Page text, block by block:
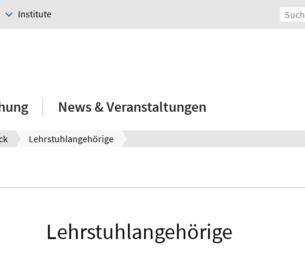
Institute
News & Veranstaltungen
Lehrstuhlangehörige
Lehrstuhlangehörige